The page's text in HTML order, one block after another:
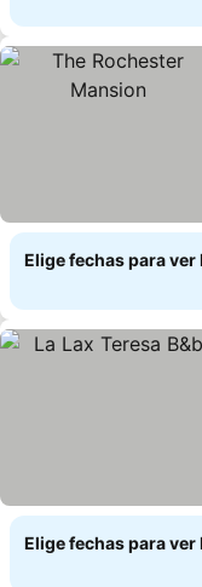
Elige fechas para
Elige fechas para